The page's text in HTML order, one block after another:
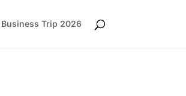
Business Trip 2026